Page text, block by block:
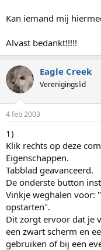
Kan iemand mij
Alvast bedankt!!!!!
Eagle Creek
Verenigingslid
4 feb 2003
1)
Klik rechts op deze
Eigenschappen.
Tabblad geavanceerd.
De onderste button
Vinkje weghalen voor:
opstarten".
Dit zorgt ervoor dat je
een zwart scherm en
gebruiken of bij een